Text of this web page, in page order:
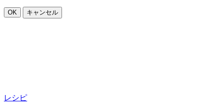
OK キャンセル
レシピ